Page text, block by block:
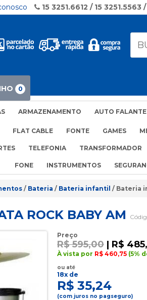
15 3251.6612 / 15
0
ARMAZENAMENTO AUTO FALANTE
FLAT CABLE FONTE GAMES
TELEFONIA TRANSFORMADOR
FONE INSTRUMENTOS
Bateria Bateria infantil Bateria
ROCK BABY AM
Preço
R$ 595,00 | R$
À vista por R$ 460,75 (5%
ou até
18x de
R$ 35,24
(com juros no pagseguro)